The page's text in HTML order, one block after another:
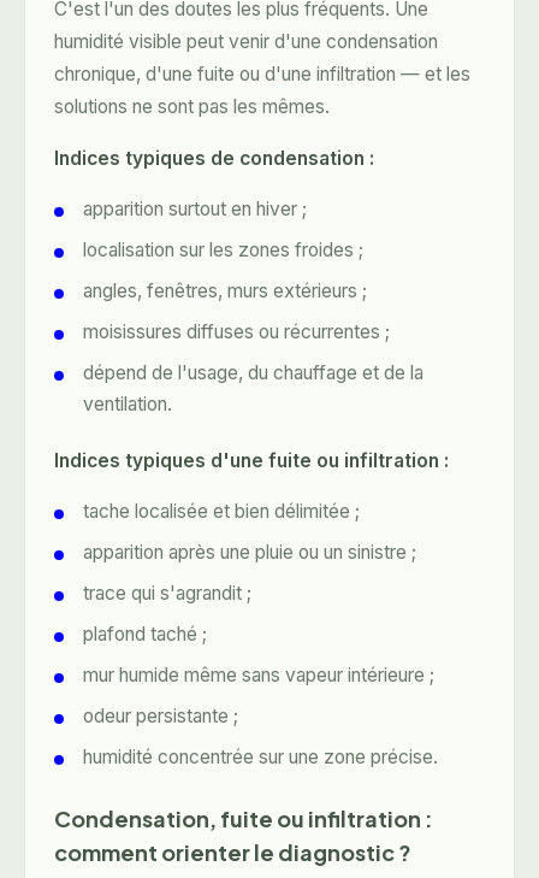
C'est l'un des doutes les plus fréquents. Une
humidité visible peut venir d'une condensation
chronique, d'une fuite ou d'une infiltration — et les
solutions ne sont pas les mêmes.
Indices typiques de condensation :
apparition surtout en hiver ;
localisation sur les zones froides ;
angles, fenêtres, murs extérieurs ;
moisissures diffuses ou récurrentes ;
dépend de l'usage, du chauffage et de la
ventilation.
Indices typiques d'une fuite ou infiltration :
tache localisée et bien délimitée ;
apparition après une pluie ou un sinistre ;
trace qui s'agrandit ;
plafond taché ;
mur humide même sans vapeur intérieure ;
odeur persistante ;
humidité concentrée sur une zone précise.
Condensation, fuite ou infiltration :
comment orienter le diagnostic ?